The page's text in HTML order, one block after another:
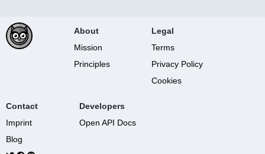
About
Mission
Principles
Legal
Terms
Privacy Policy
Cookies
Contact
Imprint
Blog
Developers
Open API Docs